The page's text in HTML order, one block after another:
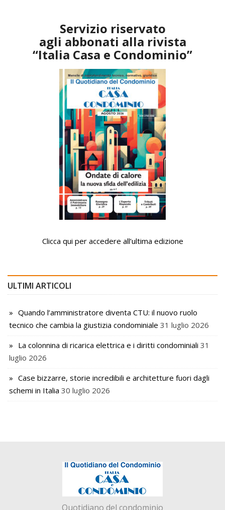
Servizio riservato
agli abbonati alla rivista
“Italia Casa e Condominio”
Clicca qui per accedere all’ultima edizione
ULTIMI ARTICOLI
Quando l’amministratore diventa CTU: il nuovo ruolo
tecnico che cambia la giustizia condominiale 31 luglio 2026
La colonnina di ricarica elettrica e i diritti condominiali 31
luglio 2026
Case bizzarre, storie incredibili e architetture fuori dagli
schemi in Italia 30 luglio 2026
Quotidiano del condominio